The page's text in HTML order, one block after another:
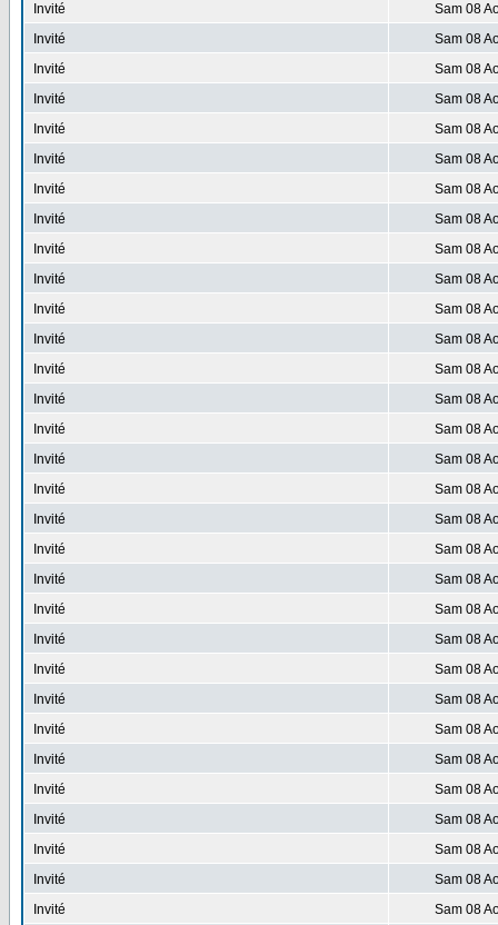
Invité
Sam 08
Invité
Sam 08
Invité
Sam 08
Invité
Sam 08
Invité
Sam 08
Invité
Sam 08
Invité
Sam 08
Invité
Sam 08
Invité
Sam 08
Invité
Sam 08
Invité
Sam 08
Invité
Sam 08
Invité
Sam 08
Invité
Sam 08
Invité
Sam 08
Invité
Sam 08
Invité
Sam 08
Invité
Sam 08
Invité
Sam 08
Invité
Sam 08
Invité
Sam 08
Invité
Sam 08
Invité
Sam 08
Invité
Sam 08
Invité
Sam 08
Invité
Sam 08
Invité
Sam 08
Invité
Sam 08
Invité
Sam 08
Invité
Sam 08
Invité
Sam 08